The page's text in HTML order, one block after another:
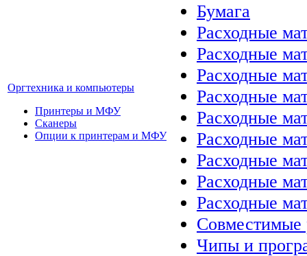
Оргтехника и компьютеры
Принтеры и МФУ
Сканеры
Опции к принтерам и МФУ
Бумага
Расходные
Расходные
Расходные
Расходные
Расходные
Расходные
Расходные
Расходные
Расходные
Совместимые
Чипы и